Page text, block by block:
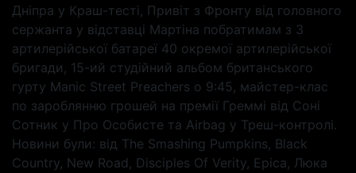
Дніпра у Краш-тесті, Привіт з Фронту від головного
сержанта у відставці Мартіна побратимам з 3
артилерійської батареї 40 окремої артилерійської
бригади, 15-ий студійний альбом британського
гурту Manic Street Preachers о 9:45, майстер-клас
по зароблянню грошей на премії Греммі від Соні
Сотник у Про Особисте та Airbag у Треш-контролі.
Новини були: від The Smashing Pumpkins, Black
Country, New Road, Disciples Of Verity, Epica, Люка